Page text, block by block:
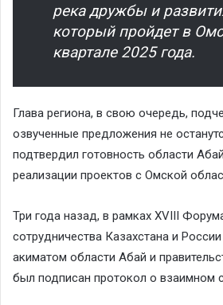
река дружбы и
который пройдет в
квартале 2025 года.
Глава региона, в свою очередь,
озвученные предложения не
подтвердил готовность области
реализации проектов с Омской
Три года назад, в рамках XVIII
сотрудничества Казахстана и
акиматом области Абай и
был подписан протокол о взаимном